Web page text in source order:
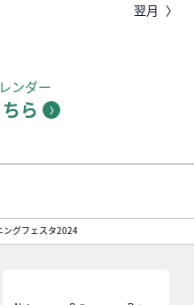
翌月
ンダー
ら
ングフェスタ2024